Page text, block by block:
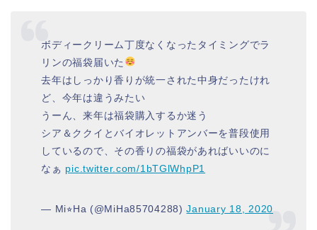
ボディークリーム丁度なくなったタイミングでラ
リンの福袋届いた
去年はしっかり香りが統一された中身だったけれ
ど、今年は違うみたい
うーん、来年は福袋購入するか迷う
シア＆ククイとバイオレットアンバーを普段使用
しているので、その香りの福袋があればいいのに
なぁ pic.twitter.com/1bTGlWhpP1
— Mi⭐︎Ha (@MiHa85704288)January 18, 2020